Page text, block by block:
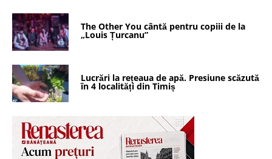
The Other You cântă pentru copiii de la
„Louis Țurcanu”
Lucrări la rețeaua de apă. Presiune scăzută
în 4 localități din Timiș